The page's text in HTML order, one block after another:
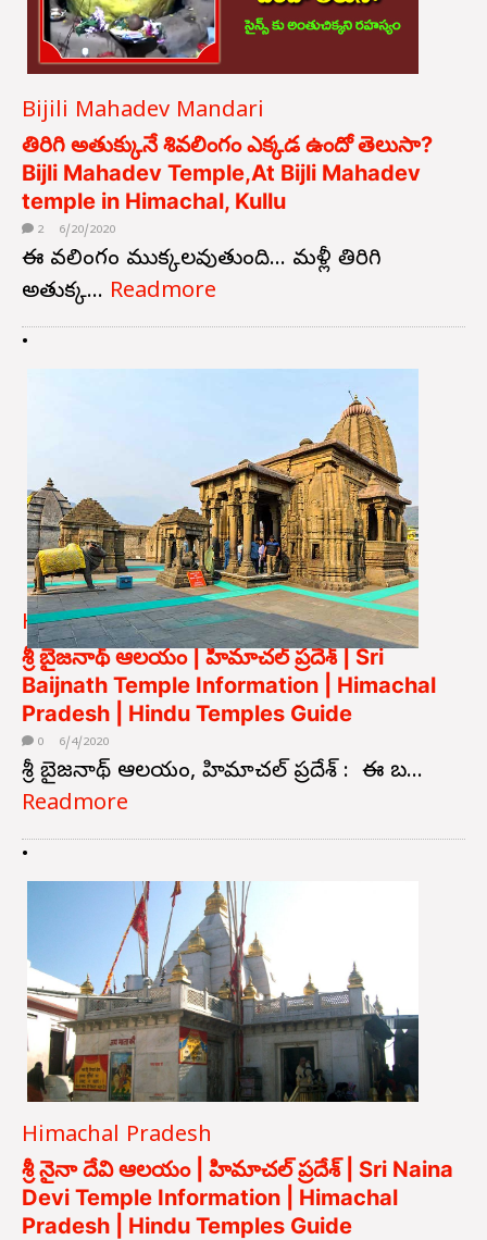
Bijili Mahadev Mandari
తిరిగి అతుక్కునే శివలింగం ఎక్కడ ఉందో తెలుసా?
Bijli Mahadev Temple,At Bijli Mahadev
temple in Himachal, Kullu
2 6/20/2020
ఈ శివలింగం ముక్కలవుతుంది... మళ్లీ తిరిగి
అతుక్క... Readmore
Himachal Pradesh
శ్రీ బైజనాథ్ ఆలయం | హిమాచల్ ప్రదేశ్ | Sri
Baijnath Temple Information | Himachal
Pradesh | Hindu Temples Guide
0 6/4/2020
శ్రీ బైజనాథ్ ఆలయం, హిమాచల్ ప్రదేశ్ : ఈ బ...
Readmore
Himachal Pradesh
శ్రీ నైనా దేవి ఆలయం | హిమాచల్ ప్రదేశ్ | Sri Naina
Devi Temple Information | Himachal
Pradesh | Hindu Temples Guide